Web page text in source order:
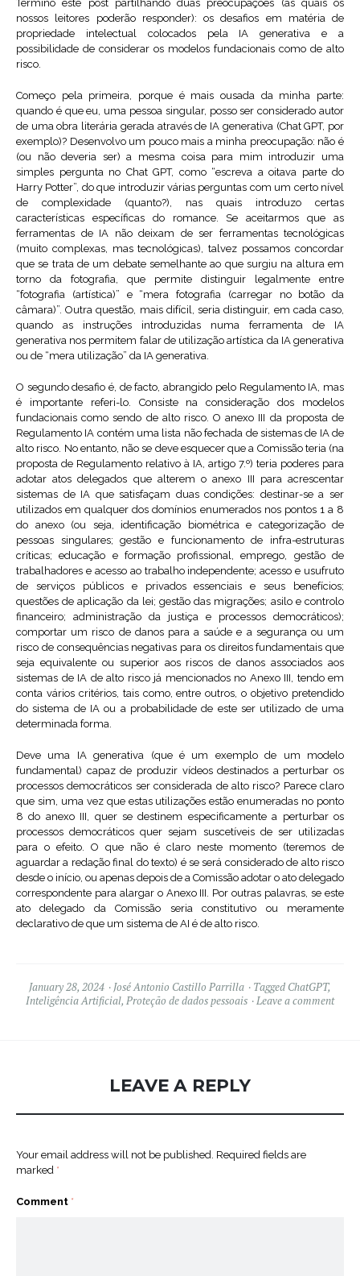
Termino este post partilhando duas preocupações (às quais os
nossos leitores poderão responder): os desafios em matéria de
propriedade intelectual colocados pela IA generativa e a
possibilidade de considerar os modelos fundacionais como de alto
risco.
Começo pela primeira, porque é mais ousada da minha parte:
quando é que eu, uma pessoa singular, posso ser considerado autor
de uma obra literária gerada através de IA generativa (Chat GPT, por
exemplo)? Desenvolvo um pouco mais a minha preocupação: não é
(ou não deveria ser) a mesma coisa para mim introduzir uma
simples pergunta no Chat GPT, como “escreva a oitava parte do
Harry Potter”, do que introduzir várias perguntas com um certo nível
de complexidade (quanto?), nas quais introduzo certas
características específicas do romance. Se aceitarmos que as
ferramentas de IA não deixam de ser ferramentas tecnológicas
(muito complexas, mas tecnológicas), talvez possamos concordar
que se trata de um debate semelhante ao que surgiu na altura em
torno da fotografia, que permite distinguir legalmente entre
“fotografia (artística)” e “mera fotografia (carregar no botão da
câmara)”. Outra questão, mais difícil, seria distinguir, em cada caso,
quando as instruções introduzidas numa ferramenta de IA
generativa nos permitem falar de utilização artística da IA generativa
ou de “mera utilização” da IA generativa.
O segundo desafio é, de facto, abrangido pelo Regulamento IA, mas
é importante referi-lo. Consiste na consideração dos modelos
fundacionais como sendo de alto risco. O anexo III da proposta de
Regulamento IA contém uma lista não fechada de sistemas de IA de
alto risco. No entanto, não se deve esquecer que a Comissão teria (na
proposta de Regulamento relativo à IA, artigo 7.º) teria poderes para
adotar atos delegados que alterem o anexo III para acrescentar
sistemas de IA que satisfaçam duas condições: destinar-se a ser
utilizados em qualquer dos domínios enumerados nos pontos 1 a 8
do anexo (ou seja, identificação biométrica e categorização de
pessoas singulares; gestão e funcionamento de infra-estruturas
críticas; educação e formação profissional, emprego, gestão de
trabalhadores e acesso ao trabalho independente; acesso e usufruto
de serviços públicos e privados essenciais e seus benefícios;
questões de aplicação da lei; gestão das migrações; asilo e controlo
financeiro; administração da justiça e processos democráticos);
comportar um risco de danos para a saúde e a segurança ou um
risco de consequências negativas para os direitos fundamentais que
seja equivalente ou superior aos riscos de danos associados aos
sistemas de IA de alto risco já mencionados no Anexo III, tendo em
conta vários critérios, tais como, entre outros, o objetivo pretendido
do sistema de IA ou a probabilidade de este ser utilizado de uma
determinada forma.
Deve uma IA generativa (que é um exemplo de um modelo
fundamental) capaz de produzir vídeos destinados a perturbar os
processos democráticos ser considerada de alto risco? Parece claro
que sim, uma vez que estas utilizações estão enumeradas no ponto
8 do anexo III, quer se destinem especificamente a perturbar os
processos democráticos quer sejam suscetíveis de ser utilizadas
para o efeito. O que não é claro neste momento (teremos de
aguardar a redação final do texto) é se será considerado de alto risco
desde o início, ou apenas depois de a Comissão adotar o ato delegado
correspondente para alargar o Anexo III. Por outras palavras, se este
ato delegado da Comissão seria constitutivo ou meramente
declarativo de que um sistema de AI é de alto risco.
January 28, 2024 José Antonio Castillo Parrilla Tagged ChatGPT,
Inteligência Artificial, Proteção de dados pessoais Leave a comment
LEAVE A REPLY
Your email address will not be published. Required fields are
marked *
Comment *